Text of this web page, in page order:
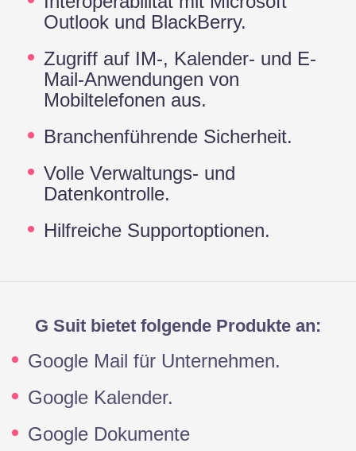
Outlook und BlackBerry.
Zugriff auf IM-, Kalender- und E-
Mail-Anwendungen von
Mobiltelefonen aus.
Branchenführende Sicherheit.
Volle Verwaltungs- und
Datenkontrolle.
Hilfreiche Supportoptionen.
G Suit bietet folgende Produkte an:
Google Mail für Unternehmen.
Google Kalender.
Google Dokumente